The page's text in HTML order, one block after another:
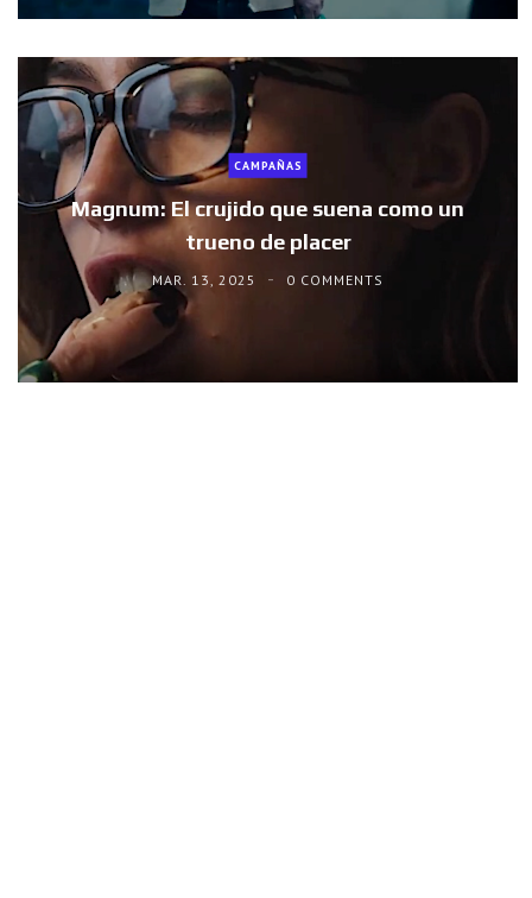
CAMPAÑAS
Magnum: El crujido que suena como un
trueno de placer
MAR. 13, 2025 0 COMMENTS